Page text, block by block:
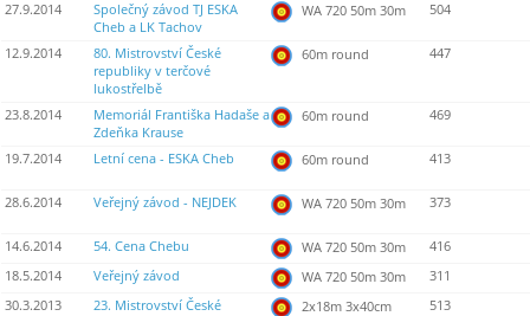
27.9.2014
Společný závod TJ ESKA
Cheb a LK Tachov
WA 720 50m 30m 504
12.9.2014
80. Mistrovství České
republiky v terčové
lukostřelbě
60m round 447
23.8.2014
Memoriál Františka Hadaše a
Zdeňka Krause
60m round 469
19.7.2014 Letní cena - ESKA Cheb 60m round 413
28.6.2014 Veřejný závod - NEJDEK WA 720 50m 30m 373
14.6.2014 54. Cena Chebu WA 720 50m 30m
416
18.5.2014
Veřejný závod WA 720 50m 30m
311
30.3.2013
23. Mistrovství České
2x18m 3x40cm 513